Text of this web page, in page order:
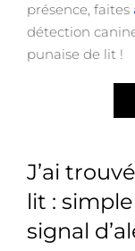
présence, faites
détection
punaise de lit !
J’ai
lit :
signal